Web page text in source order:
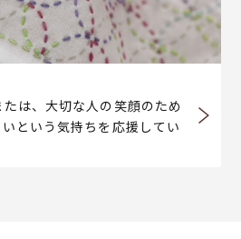
は、大切な人の笑顔のため
という気持ちを応援してい